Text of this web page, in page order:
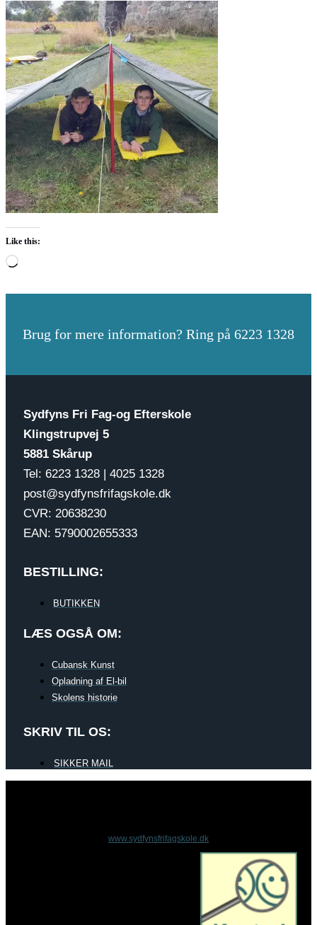
Like this:
Loading…
Brug for mere information? Ring på 6223 1328
Sydfyns Fri Fag-og Efterskole
Klingstrupvej 5
5881 Skårup
Tel: 6223 1328 | 4025 1328
post@sydfynsfrifagskole.dk
CVR: 20638230
EAN: 5790002655333
BESTILLING:
BUTIKKEN
LÆS OGSÅ OM:
Cubansk Kunst
Opladning af El-bil
Skolens historie
SKRIV TIL OS:
SIKKER MAIL
www.sydfynsfrifagskole.dk